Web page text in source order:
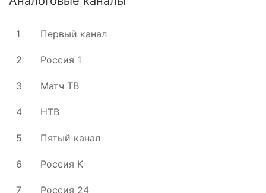
1 Первый канал
2 Россия 1
3 Матч ТВ
4 НТВ
5 Пятый канал
6 Россия К
7 Россия 24